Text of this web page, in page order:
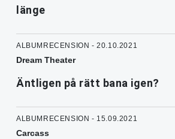
länge
ALBUMRECENSION - 20.10.2021
Dream Theater
Äntligen på rätt bana igen?
ALBUMRECENSION - 15.09.2021
Carcass